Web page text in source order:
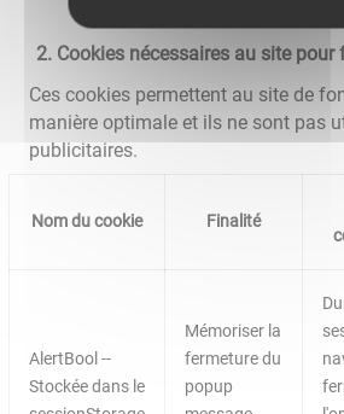
Cookies nécessaires au site pour
Ces cookies permettent au site de
manière optimale et ils ne sont pas
publicitaires.
Nom du cookie Finalité
AlertBool --
Stockée dans le
Mémoriser la
fermeture du
popup